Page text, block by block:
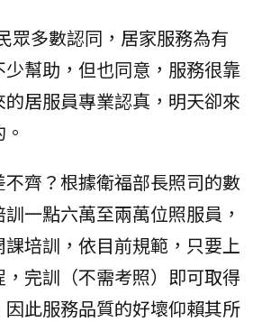
眾多數認同，居家服務為有
幫助，但也同意，服務很靠
居服員專業認真，明天卻來
齊？根據衛福部長照司的數
一點六萬至兩萬位照服員，
培訓，依目前規範，只要上
完訓（不需考照）即可取得
此服務品質的好壞仰賴其所